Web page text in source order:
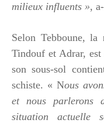
milieux influents »,
Selon Tebboune, la
Tindouf et Adrar, est
son sous-sol
schiste. « Nous
et nous parlerons
situation actuelle